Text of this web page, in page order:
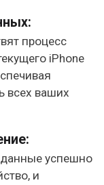
процесс
iPhone
всех ваших
успешно
и